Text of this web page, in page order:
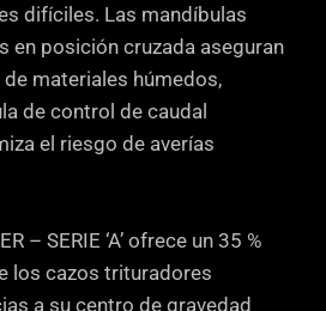
difíciles. Las mandíbulas
en posición cruzada aseguran
materiales húmedos,
de control de caudal
el riesgo de averías
– SERIE ‘A’ ofrece un 35 %
los cazos trituradores
a su centro de gravedad